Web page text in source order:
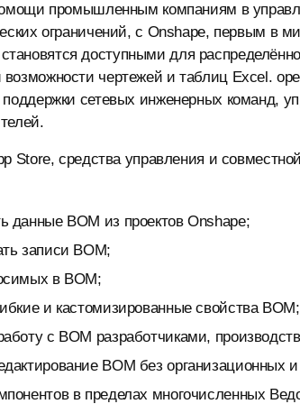
промышленным компаниям в
ограничений, с Onshape, первым
доступными для
чертежей и таблиц Excel.
сетевых инженерных команд,
Store, средства управления и
данные BOM из проектов Onshape;
записи BOM;
в BOM;
и кастомизированные свойства BOM;
с BOM разработчиками,
BOM без организационных
в пределах многочисленных